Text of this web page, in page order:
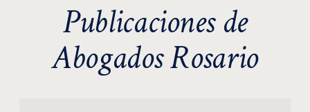
Publicaciones de
Abogados Rosario